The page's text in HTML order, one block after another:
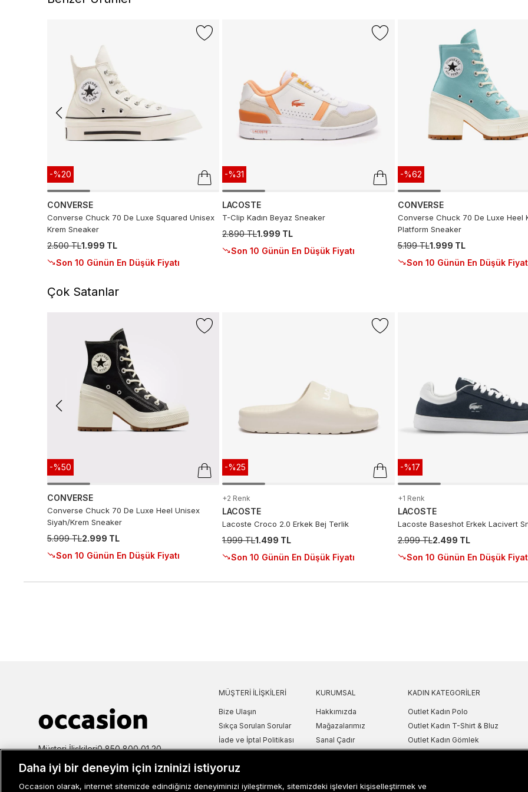
-%20
CONVERSE
Converse Chuck 70 De Luxe Squared Unisex
Krem Sneaker
2.500 TL1.999 TL
Son 10 Günün En Düşük Fiyatı
-%31
LACOSTE
T-Clip Kadın Beyaz Sneaker
2.890 TL1.999 TL
Son 10 Günün En Düşük Fiyatı
-%62
CONVERSE
Converse Chuck 70 De Luxe Heel
Platform Sneaker
5.199 TL1.999 TL
Son 10 Günün En Düşük
Çok Satanlar
-%50
CONVERSE
Converse Chuck 70 De Luxe Heel Unisex
Siyah/Krem Sneaker
5.999 TL2.999 TL
Son 10 Günün En Düşük Fiyatı
-%25
+2 Renk
LACOSTE
Lacoste Croco 2.0 Erkek Bej Terlik
1.999 TL1.499 TL
Son 10 Günün En Düşük Fiyatı
-%17
+1 Renk
LACOSTE
Lacoste Baseshot Erkek Lacivert
2.999 TL2.499 TL
Son 10 Günün En Düşük
Müşteri İlişkileri0 850 800 01 20
MÜŞTERI İLIŞKILERI
Bize Ulaşın
Sıkça Sorulan Sorular
İade ve İptal Politikası
Kullanım Şartları
Aydınlatma Metni
KURUMSAL
Hakkımızda
Mağazalarımız
Sanal Çadır
KADIN KATEGORILER
Outlet Kadın Polo
Outlet Kadın T-Shirt & Bluz
Outlet Kadın Gömlek
Outlet Kadın Yelek
Daha iyi bir deneyim için izninizi istiyoruz
Occasion olarak, internet sitemizde edindiğiniz deneyiminizi iyileştirmek, sitemizdeki işlevleri kişiselleştirmek ve